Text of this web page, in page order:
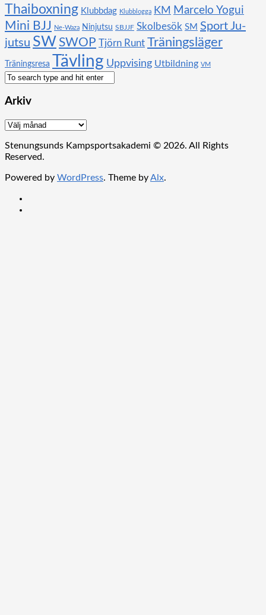
Thaiboxning Klubbdag Klubblogga KM Marcelo Yogui
Mini BJJ Ne-Waza Ninjutsu SBJJF Skolbesök SM Sport Ju-
jutsu SW SWOP Tjörn Runt Träningsläger
Träningsresa Tävling Uppvising Utbildning VM
Arkiv
Arkiv
Stenungsunds Kampsportsakademi © 2026. All Rights
Reserved.
Powered by WordPress. Theme byAlx.